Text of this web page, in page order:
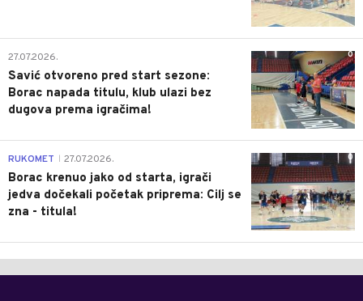
0
27.07.2026.
Savić otvoreno pred start sezone:
Borac napada titulu, klub ulazi bez
dugova prema igračima!
0
RUKOMET 27.07.2026.
Borac krenuo jako od starta, igrači
jedva dočekali početak priprema: Cilj se
zna - titula!